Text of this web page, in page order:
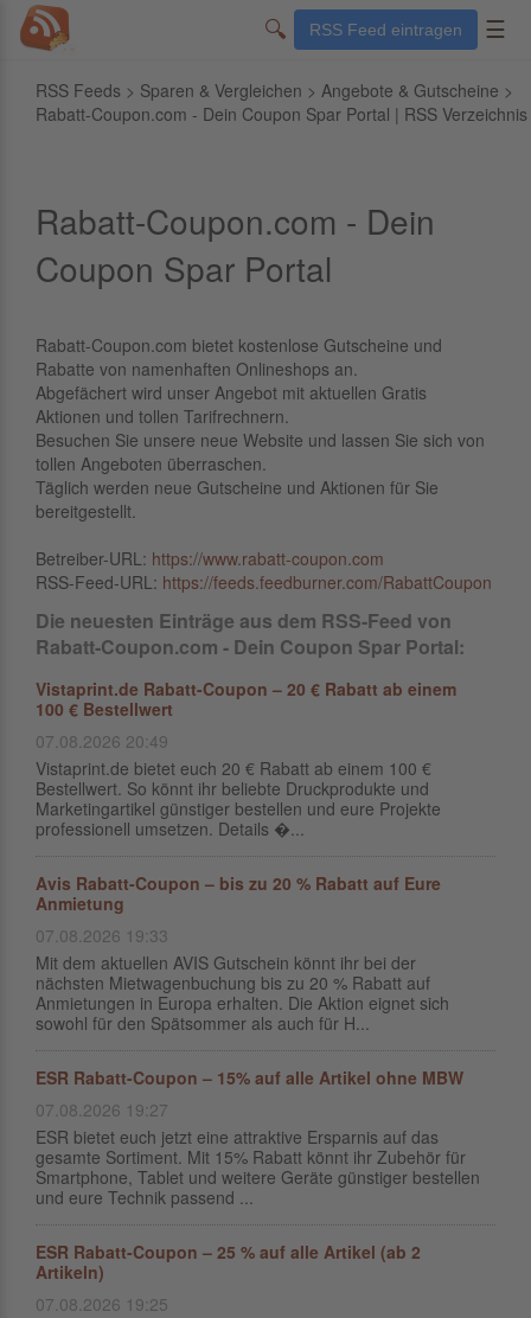
🔍 RSS Feed eintragen ☰
RSS Feeds > Sparen & Vergleichen > Angebote & Gutscheine >
Rabatt-Coupon.com - Dein Coupon Spar Portal | RSS Verzeichnis
Rabatt-Coupon.com - Dein
Coupon Spar Portal
Rabatt-Coupon.com bietet kostenlose Gutscheine und
Rabatte von namenhaften Onlineshops an.
Abgefächert wird unser Angebot mit aktuellen Gratis
Aktionen und tollen Tarifrechnern.
Besuchen Sie unsere neue Website und lassen Sie sich von
tollen Angeboten überraschen.
Täglich werden neue Gutscheine und Aktionen für Sie
bereitgestellt.
Betreiber-URL: https://www.rabatt-coupon.com
RSS-Feed-URL: https://feeds.feedburner.com/RabattCoupon
Die neuesten Einträge aus dem RSS-Feed von
Rabatt-Coupon.com - Dein Coupon Spar Portal:
Vistaprint.de Rabatt-Coupon – 20 € Rabatt ab einem
100 € Bestellwert
07.08.2026 20:49
Vistaprint.de bietet euch 20 € Rabatt ab einem 100 €
Bestellwert. So könnt ihr beliebte Druckprodukte und
Marketingartikel günstiger bestellen und eure Projekte
professionell umsetzen. Details �...
Avis Rabatt-Coupon – bis zu 20 % Rabatt auf Eure
Anmietung
07.08.2026 19:33
Mit dem aktuellen AVIS Gutschein könnt ihr bei der
nächsten Mietwagenbuchung bis zu 20 % Rabatt auf
Anmietungen in Europa erhalten. Die Aktion eignet sich
sowohl für den Spätsommer als auch für H...
ESR Rabatt-Coupon – 15% auf alle Artikel ohne MBW
07.08.2026 19:27
ESR bietet euch jetzt eine attraktive Ersparnis auf das
gesamte Sortiment. Mit 15% Rabatt könnt ihr Zubehör für
Smartphone, Tablet und weitere Geräte günstiger bestellen
und eure Technik passend ...
ESR Rabatt-Coupon – 25 % auf alle Artikel (ab 2
Artikeln)
07.08.2026 19:25